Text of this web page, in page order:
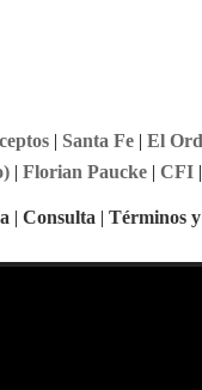
| Santa Fe| El
| Florian Paucke| CFI|
| Consulta | Términos